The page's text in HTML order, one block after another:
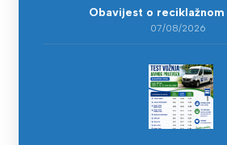
Obavijest o
07/08/2026